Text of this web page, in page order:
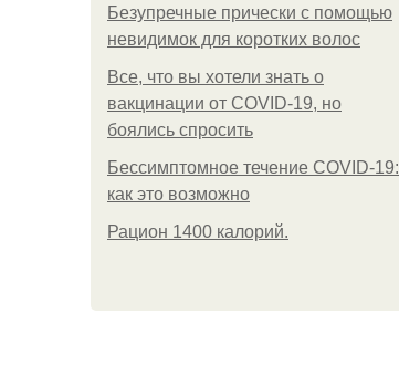
Безупречные прически с помощью
невидимок для коротких волос
Все, что вы хотели знать о
вакцинации от COVID-19, но
боялись спросить
Бессимптомное течение COVID-19:
как это возможно
Рацион 1400 калорий.